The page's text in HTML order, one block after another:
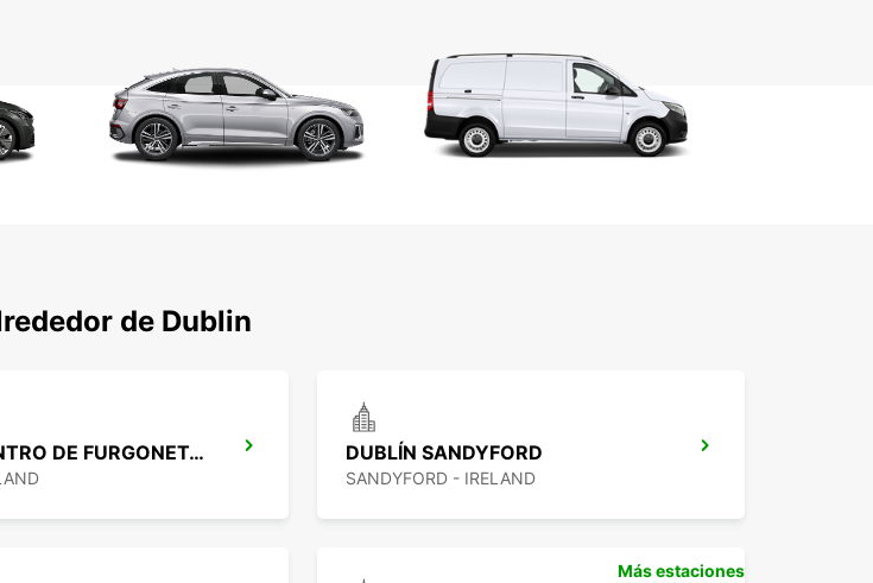
estación de tren.
Reserva rápida y sencilla online con atención al
cliente dedicada para resolver cualquier consulta.
Opciones flexibles de alquiler: corto, medio o largo
de Dublin
DUBLÍN CENTRO DE FURGONETAS* DUBLÍN SANDYFORD
SANDYFORD - IRELAND
Más estaciones